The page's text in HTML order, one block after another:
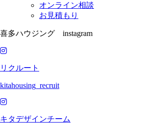
オンライン相談
お見積もり
喜多ハウジング instagram
リクルート
kitahousing_recruit
キタデザインチーム